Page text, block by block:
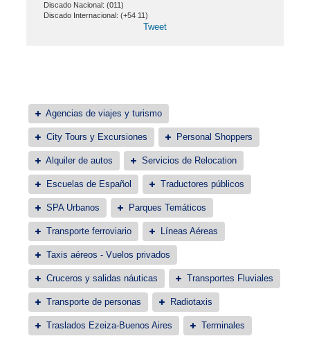
Discado Nacional: (011)
Discado Internacional: (+54 11)
Tweet
Agencias de viajes y turismo
City Tours y Excursiones Personal Shoppers
Alquiler de autos Servicios de Relocation
Escuelas de Español Traductores públicos
SPA Urbanos Parques Temáticos
Transporte ferroviario Líneas Aéreas
Taxis aéreos - Vuelos privados
Cruceros y salidas náuticas Transportes Fluviales
Transporte de personas Radiotaxis
Traslados Ezeiza-Buenos Aires Terminales